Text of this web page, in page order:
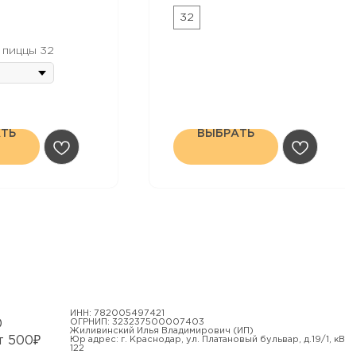
пиццы 32
чёрный кунжут.
32
ВЫБРАТЬ
500₽
ИНН: 782005497421
ОГРНИП: 323237500007403
Жиливинский Илья Владимирович (ИП)
Юр адрес: г. Краснодар, ул. Платановый бульвар, д.19/1, кВ
122